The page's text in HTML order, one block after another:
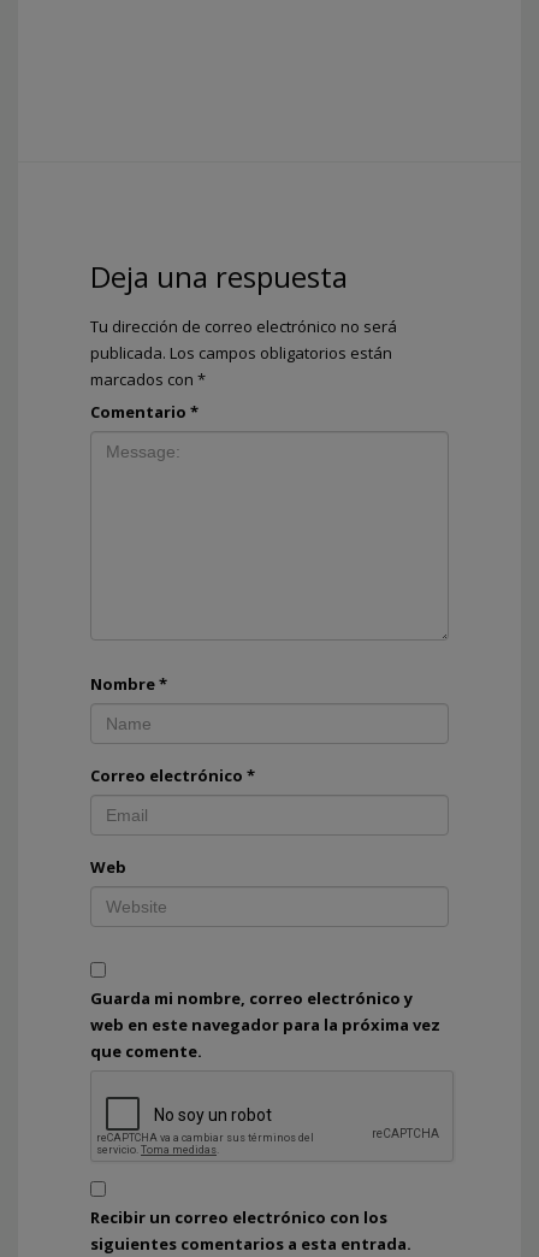
Deja una respuesta
Tu dirección de correo electrónico no será
publicada. Los campos obligatorios están
marcados con *
Comentario *
Nombre*
Correo electrónico *
Web
Guarda mi nombre, correo electrónico y
web en este navegador para la próxima vez
que comente.
Recibir un correo electrónico con los
siguientes comentarios a esta entrada.